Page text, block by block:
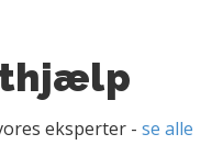
eksperter - se alle